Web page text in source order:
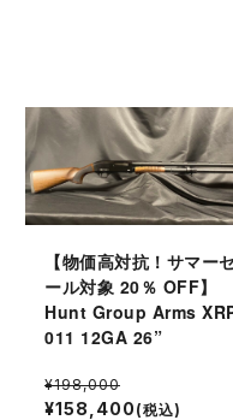
【物価高対抗！サマーセ
ール対象 20％ OFF】
Hunt Group Arms
011 12GA 26”
¥198,000
¥158,400 (税込)